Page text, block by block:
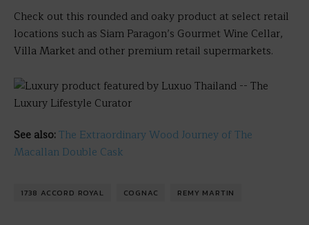
Check out this rounded and oaky product at select retail
locations such as Siam Paragon’s Gourmet Wine Cellar,
Villa Market and other premium retail supermarkets.
See also:The Extraordinary Wood Journey of The
Macallan Double Cask
1738 ACCORD ROYAL COGNAC REMY MARTIN